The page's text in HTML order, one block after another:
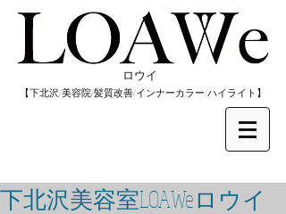
​ロウイ
​【下北沢/美容院/髪質改善/インナーカラー/​ハイライト】
下北沢美容室LOAWeロウイ